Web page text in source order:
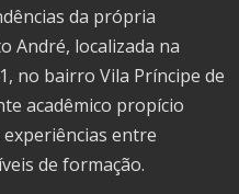
da própria
André, localizada na
no bairro Vila Príncipe de
acadêmico propício
entre
de formação.